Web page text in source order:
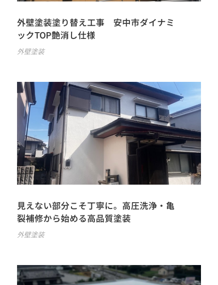
外壁塗装塗り替え工事 安中市ダイナミ
ックTOP艶消し仕様
外壁塗装
見えない部分こそ丁寧に。高圧洗浄・亀
裂補修から始める高品質塗装
外壁塗装